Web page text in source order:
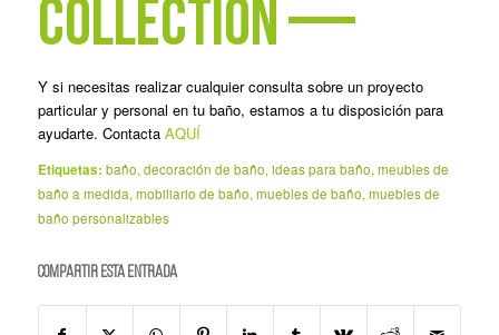
collection—
Y si necesitas realizar cualquier consulta sobre un proyecto
particular y personal en tu baño, estamos a tu disposición para
ayudarte. Contacta AQUÍ
Etiquetas: baño, decoración de baño, ideas para baño, meubles de
baño a medida, mobiliario de baño, muebles de baño, muebles de
baño personalizables
Compartir esta entrada